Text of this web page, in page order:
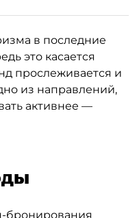
в последние
это касается
прослеживается и
из направлений,
активнее —
бронирования